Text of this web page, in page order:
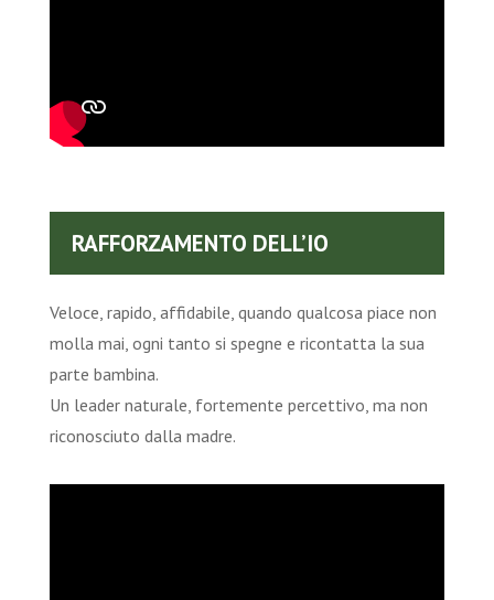
RAFFORZAMENTO DELL’IO
Veloce, rapido, affidabile, quando qualcosa piace non
molla mai, ogni tanto si spegne e ricontatta la sua
parte bambina.
Un leader naturale, fortemente percettivo, ma non
riconosciuto dalla madre.